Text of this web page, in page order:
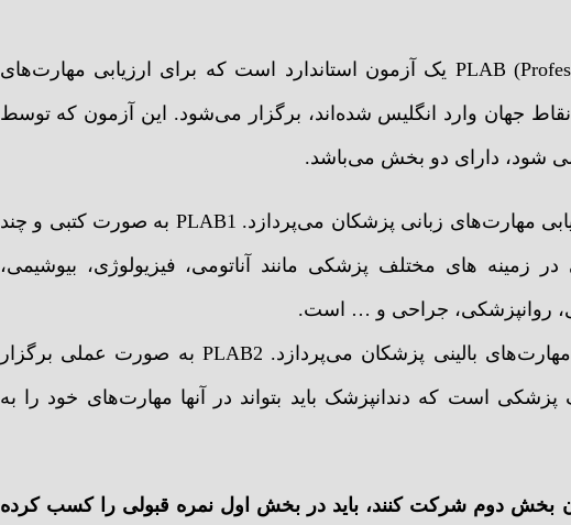
آزمون (Professional and Linguistic Assessments Board) PLAB یک آزمون استاندارد است که برای ارزیابی مهارت‌های
جهان وارد انگلیس شده‌اند، برگزار می‌شود. این آزمون که توسط
این بخش بیشتر به ارزیابی مهارت‌های زبانی پزشکان می‌پردازد. PLAB1 به صورت کتبی و چند
زمینه های مختلف پزشکی مانند آناتومی، فیزیولوژی، بیوشیمی،
روانپزشکی، جراحی و … است.
این بخش به ارزیابی مهارت‌های بالینی پزشکان می‌پردازد. PLAB2 به صورت عملی برگزار
است که دندانپزشک باید بتواند در آنها مهارت‌های خود را به
بخش دوم شرکت کنند، باید در بخش اول نمره قبولی را کسب کرده